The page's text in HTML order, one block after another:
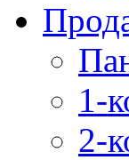
1-
2-